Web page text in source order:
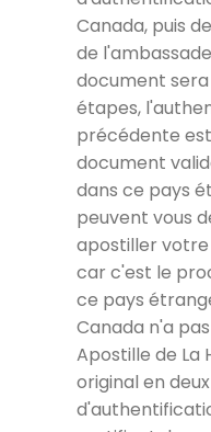
Canada, puis
de
document sera
étapes,
précédente
document
dans ce pays
peuvent vous
apostiller
car c'est le
ce pays
Canada n'a
Apostille de La
original en